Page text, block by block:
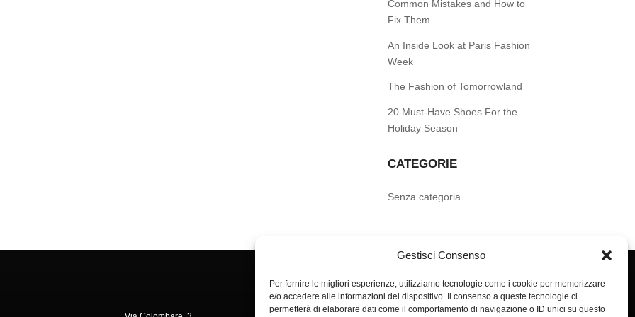
Gestisci Consenso
Per fornire le migliori esperienze, utilizziamo tecnologie come i cookie per memorizzare
e/o accedere alle informazioni del dispositivo. Il consenso a queste tecnologie ci
permetterà di elaborare dati come il comportamento di navigazione o ID unici su questo
Common Mistakes and How to
Fix Them
An Inside Look at Paris Fashion
Week
The Fashion of Tomorrowland
20 Must-Have Shoes For the
Holiday Season
CATEGORIE
Senza categoria